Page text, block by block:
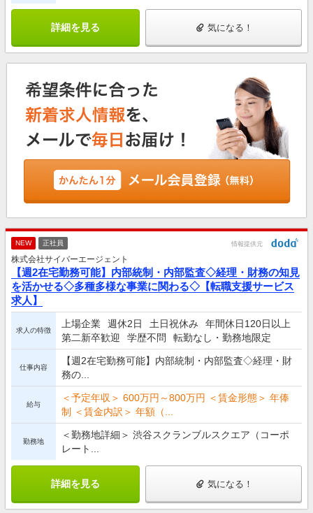
詳細を見る 気になる！
NEW 正社員 情報提供元
株式会社サイバーエージェント
【週2在宅勤務可能】内部統制・内部監査◇経理・財務の知見
を活かせる◇多種多様な事業に関わる◇【転職支援サービス
求人】
求人の特徴
上場企業 週休2日 土日祝休み
年間休日120日以上
第二新卒歓迎
学歴不問 転勤なし・勤務地限定
仕事内容
【週2在宅勤務可能】内部統制・内部監査◇経理・財
務の...
給与
＜予定年収＞ 600万円～800万円 ＜賃金形態＞ 年俸
制 ＜賃金内訳＞ 年額（...
勤務地
＜勤務地詳細＞ 渋谷スクランブルスクエア（コーポ
レート...
詳細を見る 気になる！